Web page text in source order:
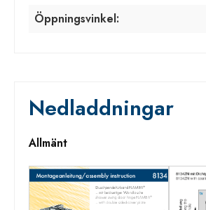
Öppningsvinkel:
Nedladdningar
Allmänt